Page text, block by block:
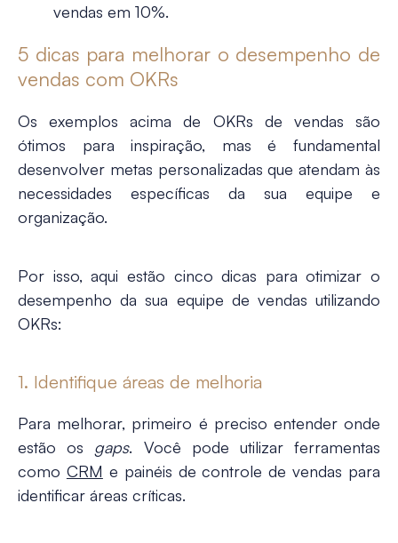
vendas em 10%.
5 dicas para melhorar o desempenho de
vendas com OKRs
Os exemplos acima de OKRs de vendas são
ótimos para inspiração, mas é fundamental
desenvolver metas personalizadas que atendam às
necessidades específicas da sua equipe e
organização.
Por isso, aqui estão cinco dicas para otimizar o
desempenho da sua equipe de vendas utilizando
OKRs:
1. Identifique áreas de melhoria
Para melhorar, primeiro é preciso entender onde
estão os gaps. Você pode utilizar ferramentas
como CRM e painéis de controle de vendas para
identificar áreas críticas.